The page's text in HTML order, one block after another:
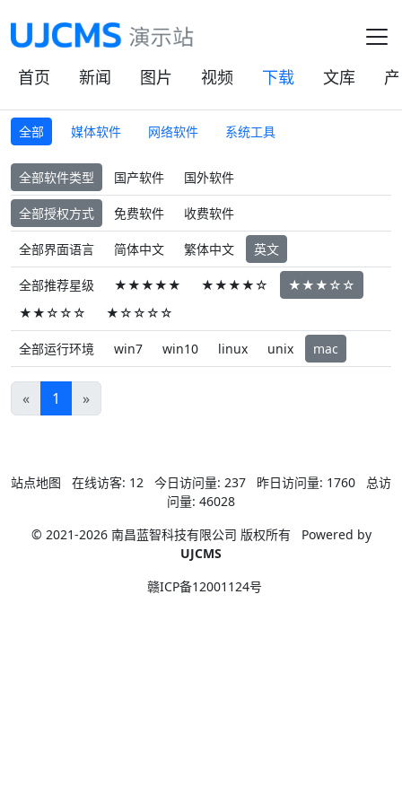
首页 新闻 图片 视频 下载 文库
全部 媒体软件 网络软件 系统工具
全部软件类型 国产软件 国外软件
全部授权方式 免费软件 收费软件
全部界面语言 简体中文 繁体中文 英文
全部推荐星级 ★★★★★ ★★★★☆
★★★☆☆
★★☆☆☆
★☆☆☆☆
全部运行环境 win7 win10 linux unix mac
« 1 »
站点地图 在线访客: 12 今日访问量: 237 昨日访问量: 1760
总访
问量: 46028
© 2021-2026 南昌蓝智科技有限公司 版权所有
Powered by
UJCMS
赣ICP备12001124号